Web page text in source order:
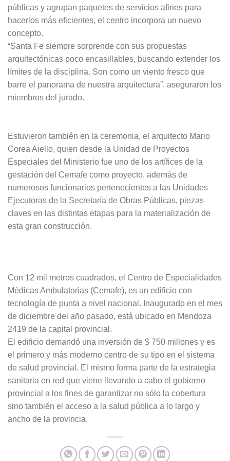
públicas y agrupan paquetes de servicios afines para
hacerlos más eficientes, el centro incorpora un nuevo
concepto.
“Santa Fe siempre sorprende con sus propuestas
arquitectónicas poco encasillables, buscando extender los
límites de la disciplina. Son como un viento fresco que
barre el panorama de nuestra arquitectura”. aseguraron los
miembros del jurado.
Estuvieron también en la ceremonia, el arquitecto Mario
Corea Aiello, quien desde la Unidad de Proyectos
Especiales del Ministerio fue uno de los artífices de la
gestación del Cemafe como proyecto, además de
numerosos funcionarios pertenecientes a las Unidades
Ejecutoras de la Secretaría de Obras Públicas, piezas
claves en las distintas etapas para la materialización de
esta gran construcción.
Con 12 mil metros cuadrados, el Centro de Especialidades
Médicas Ambulatorias (Cemafe), es un edificio con
tecnología de punta a nivel nacional. Inaugurado en el mes
de diciembre del año pasado, está ubicado en Mendoza
2419 de la capital provincial.
El edificio demandó una inversión de $ 750 millones y es
el primero y más moderno centro de su tipo en el sistema
de salud provincial. El mismo forma parte de la estrategia
sanitaria en red que viene llevando a cabo el gobierno
provincial a los fines de garantizar no sólo la cobertura
sino también el acceso a la salud pública a lo largo y
ancho de la provincia.